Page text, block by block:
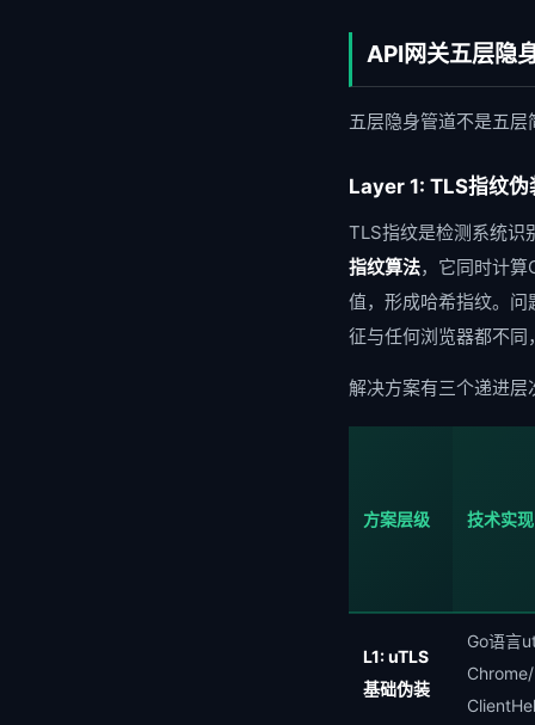
API网关五层隐
五层隐身管道不是五
Layer 1: TLS指纹伪
TLS指纹是检测系统识
指纹算法，它同时计
值，形成哈希指纹。
征与任何浏览器都不
解决方案有三个递进层
方案层级 技术实现
L1: uTLS
基础伪装
Go语言